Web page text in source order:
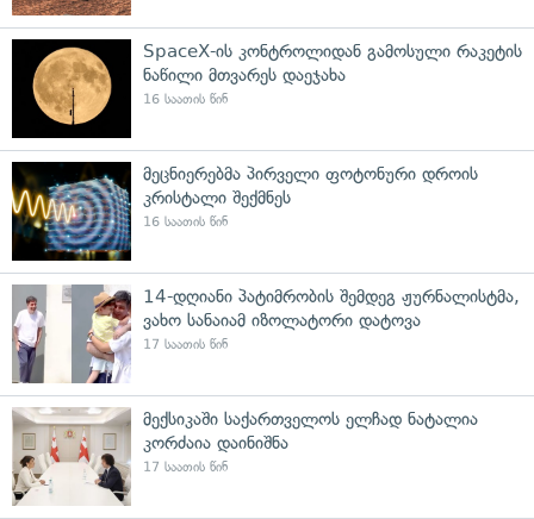
SpaceX-ის კონტროლიდან გამოსული რაკეტის
ნაწილი მთვარეს დაეჯახა
16 საათის წინ
მეცნიერებმა პირველი ფოტონური დროის
კრისტალი შექმნეს
16 საათის წინ
14-დღიანი პატიმრობის შემდეგ ჟურნალისტმა,
ვახო სანაიამ იზოლატორი დატოვა
17 საათის წინ
მექსიკაში საქართველოს ელჩად ნატალია
კორძაია დაინიშნა
17 საათის წინ